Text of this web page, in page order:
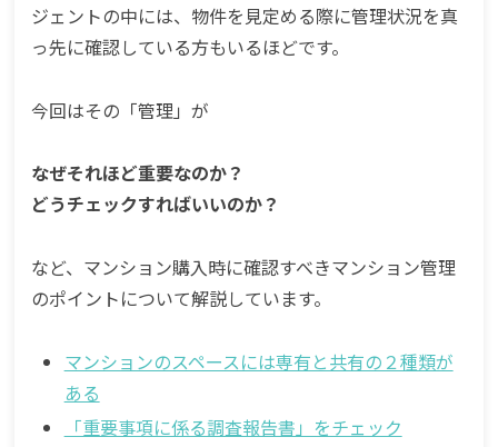
ジェントの中には、物件を見定める際に管理状況を真
っ先に確認している方もいるほどです。
今回はその「管理」が
なぜそれほど重要なのか？
どうチェックすればいいのか？
など、マンション購入時に確認すべきマンション管理
のポイントについて解説しています。
マンションのスペースには専有と共有の２種類が
ある
「重要事項に係る調査報告書」をチェック